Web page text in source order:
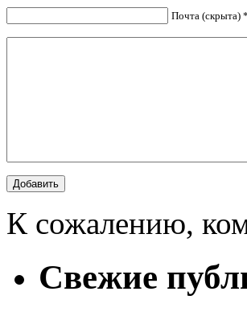
Почта (скрыта) *
К сожалению,
Свежие